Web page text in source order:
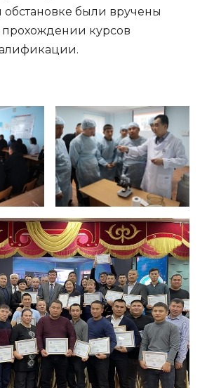
обстановке были вручены
курсов